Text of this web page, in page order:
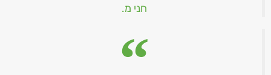
חני מ.